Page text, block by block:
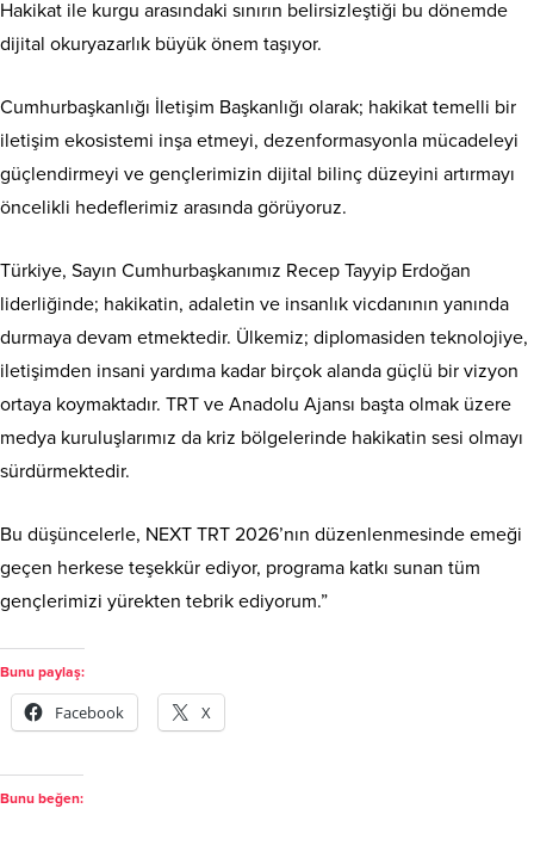
Hakikat ile kurgu arasındaki sınırın belirsizleştiği bu dönemde
dijital okuryazarlık büyük önem taşıyor.
Cumhurbaşkanlığı İletişim Başkanlığı olarak; hakikat temelli bir
iletişim ekosistemi inşa etmeyi, dezenformasyonla mücadeleyi
güçlendirmeyi ve gençlerimizin dijital bilinç düzeyini artırmayı
öncelikli hedeflerimiz arasında görüyoruz.
Türkiye, Sayın Cumhurbaşkanımız Recep Tayyip Erdoğan
liderliğinde; hakikatin, adaletin ve insanlık vicdanının yanında
durmaya devam etmektedir. Ülkemiz; diplomasiden teknolojiye,
iletişimden insani yardıma kadar birçok alanda güçlü bir vizyon
ortaya koymaktadır. TRT ve Anadolu Ajansı başta olmak üzere
medya kuruluşlarımız da kriz bölgelerinde hakikatin sesi olmayı
sürdürmektedir.
Bu düşüncelerle, NEXT TRT 2026’nın düzenlenmesinde emeği
geçen herkese teşekkür ediyor, programa katkı sunan tüm
gençlerimizi yürekten tebrik ediyorum.”
Bunu paylaş:
Facebook X
Bunu beğen: